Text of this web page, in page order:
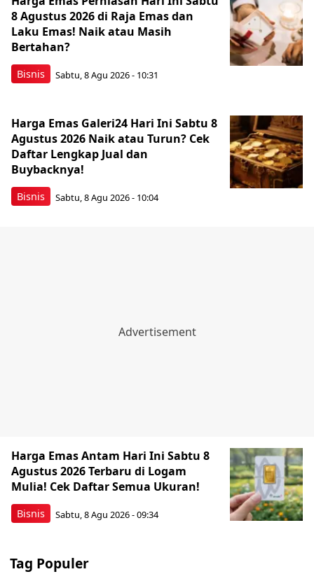
Bisnis
8 Agustus 2026 di Raja Emas dan
Laku Emas! Naik atau Masih
Bertahan?
Sabtu, 8 Agu 2026 - 10:31
Bisnis
Harga Emas Galeri24 Hari Ini Sabtu 8
Agustus 2026 Naik atau Turun? Cek
Daftar Lengkap Jual dan
Buybacknya!
Sabtu, 8 Agu 2026 - 10:04
Bisnis
Harga Emas Antam Hari Ini Sabtu 8
Agustus 2026 Terbaru di Logam
Mulia! Cek Daftar Semua Ukuran!
Sabtu, 8 Agu 2026 - 09:34
Tag Populer